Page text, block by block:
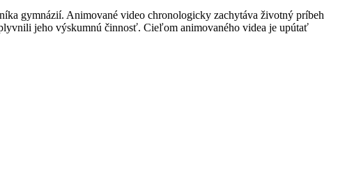
gymnázií. Animované video chronologicky zachytáva životný príbeh
jeho výskumnú činnosť. Cieľom animovaného videa je upútať